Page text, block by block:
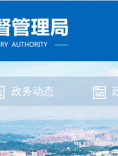
政务动态